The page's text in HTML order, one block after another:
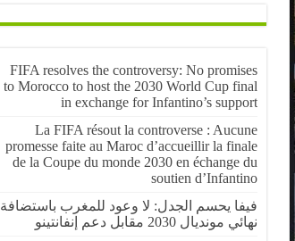
FIFA resolves the controversy: No promises
to Morocco to host the 2030 World Cup final
in exchange for Infantino’s support
La FIFA résout la controverse : Aucune
promesse faite au Maroc d’accueillir la finale
de la Coupe du monde 2030 en échange du
soutien d’Infantino
فيفا يحسم الجدل: لا وعود للمغرب باستضافة
نهائي مونديال 2030 مقابل دعم إنفانتينو